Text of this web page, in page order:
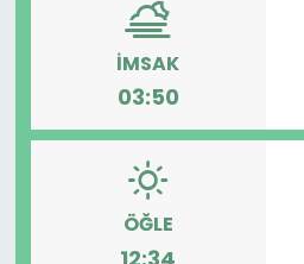
İMSAK
03:50
ÖĞLE
SAĞLIK
Siyaset
TEKNOLOJİ